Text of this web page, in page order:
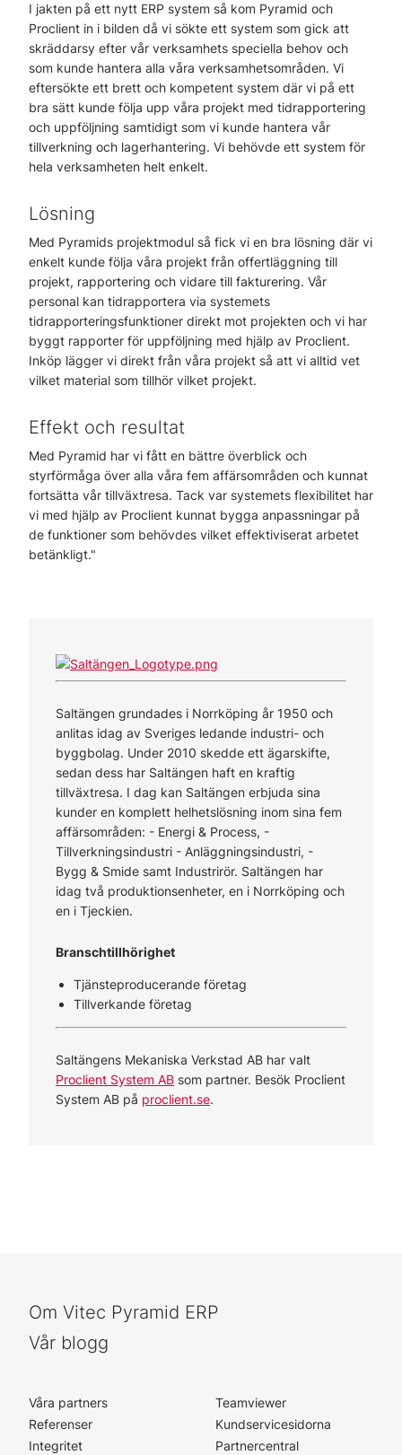
I jakten på ett nytt ERP system så kom Pyramid och
Proclient in i bilden då vi sökte ett system som gick att
skräddarsy efter vår verksamhets speciella behov och
som kunde hantera alla våra verksamhetsområden. Vi
eftersökte ett brett och kompetent system där vi på ett
bra sätt kunde följa upp våra projekt med tidrapportering
och uppföljning samtidigt som vi kunde hantera vår
tillverkning och lagerhantering. Vi behövde ett system för
hela verksamheten helt enkelt.
Lösning
Med Pyramids projektmodul så fick vi en bra lösning där vi
enkelt kunde följa våra projekt från offertläggning till
projekt, rapportering och vidare till fakturering. Vår
personal kan tidrapportera via systemets
tidrapporteringsfunktioner direkt mot projekten och vi har
byggt rapporter för uppföljning med hjälp av Proclient.
Inköp lägger vi direkt från våra projekt så att vi alltid vet
vilket material som tillhör vilket projekt.
Effekt och resultat
Med Pyramid har vi fått en bättre överblick och
styrförmåga över alla våra fem affärsområden och kunnat
fortsätta vår tillväxtresa. Tack var systemets flexibilitet har
vi med hjälp av Proclient kunnat bygga anpassningar på
de funktioner som behövdes vilket effektiviserat arbetet
betänkligt."
Saltängen grundades i Norrköping år 1950 och
anlitas idag av Sveriges ledande industri- och
byggbolag. Under 2010 skedde ett ägarskifte,
sedan dess har Saltängen haft en kraftig
tillväxtresa. I dag kan Saltängen erbjuda sina
kunder en komplett helhetslösning inom sina fem
affärsområden: - Energi & Process, -
Tillverkningsindustri - Anläggningsindustri, -
Bygg & Smide samt Industrirör. Saltängen har
idag två produktionsenheter, en i Norrköping och
en i Tjeckien.
Branschtillhörighet
Tjänsteproducerande företag
Tillverkande företag
Saltängens Mekaniska Verkstad AB har valt
Proclient System AB som partner. Besök Proclient
System AB på proclient.se.
Om Vitec Pyramid ERP
Vår blogg
Våra partners
Referenser
Integritet
Teamviewer
Kundservicesidorna
Partnercentral